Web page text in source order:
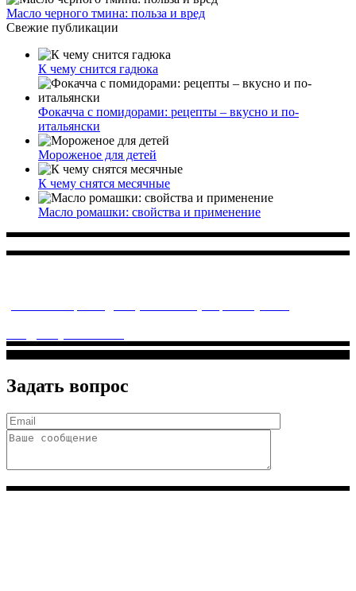
Масло черного тмина: польза и вред
Свежие публикации
К чему снится гадюка
Фокачча с помидорами: рецепты – вкусно и по-
итальянски
Мороженое для детей
К чему снятся месячные
Масло ромашки: свойства и применение
Задать вопрос